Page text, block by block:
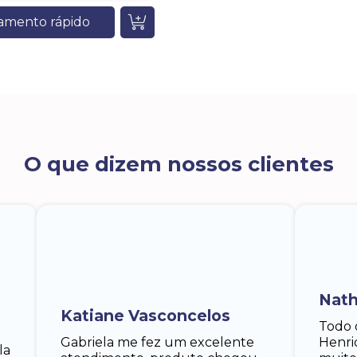
rápido
O que dizem nossos clientes
Gabriela me fez um excelente
Katiane Vasconcelos
Todo